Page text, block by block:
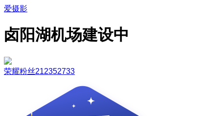
爱摄影
卤阳湖机场建设中
荣耀粉丝212352733